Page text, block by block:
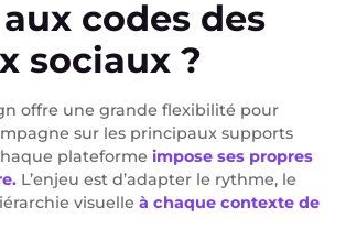
codes des
sociaux ?
offre une grande flexibilité pour
sur les principaux supports
plateforme impose ses propres
L’enjeu est d’adapter le rythme, le
visuelle à chaque contexte de